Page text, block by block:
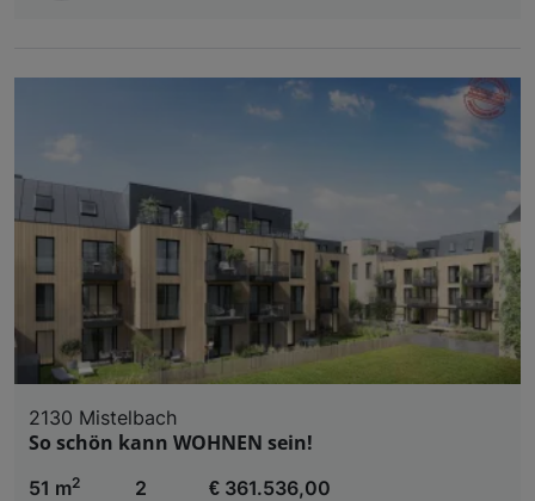
2130 Mistelbach
So schön kann WOHNEN sein!
51 m2
2 € 361.536,00